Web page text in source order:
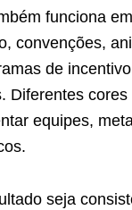
funciona
convenções,
de
Diferentes
equipes,
seja